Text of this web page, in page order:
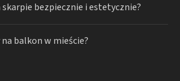
bezpiecznie i estetycznie?
balkon w mieście?